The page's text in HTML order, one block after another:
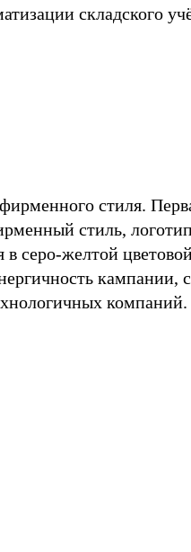
складского
стиля.
стиль,
серо-желтой
кампании,
компаний.